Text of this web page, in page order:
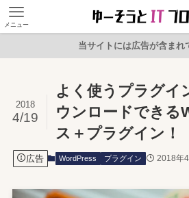
メニュー
当サイトには広告が含まれ
よく使うプラグイ
ウンロードできる
ス＋プラグイン！
2018
4/19
広告 WordPress プラグイン 2018年